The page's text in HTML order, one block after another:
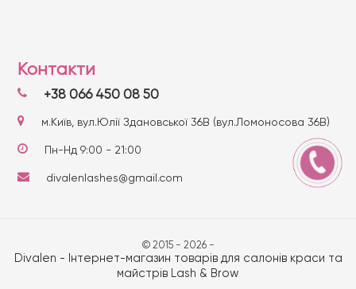
Контакти
+38 066 450 08 50
м.Київ, вул.Юлії Здановської 36В (вул.Ломоносова 36В)
Пн-Нд 9:00 - 21:00
divalenlashes@gmail.com
© 2015 - 2026 -
Divalen - Інтернет-магазин товарів для салонів краси та
майстрів Lash & Brow